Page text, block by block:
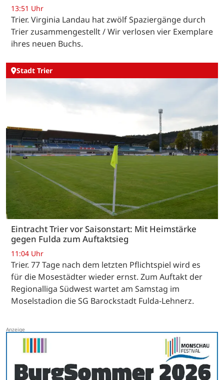
13:51 Uhr
Trier. Virginia Landau hat zwölf Spaziergänge durch
Trier zusammengestellt / Wir verlosen vier Exemplare
ihres neuen Buchs.
Stadt Trier
Eintracht Trier vor Saisonstart: Mit Heimstärke
gegen Fulda zum Auftaktsieg
11:04 Uhr
Trier. 77 Tage nach dem letzten Pflichtspiel wird es
für die Mosestädter wieder ernst. Zum Auftakt der
Regionalliga Südwest wartet am Samstag im
Moselstadion die SG Barockstadt Fulda-Lehnerz.